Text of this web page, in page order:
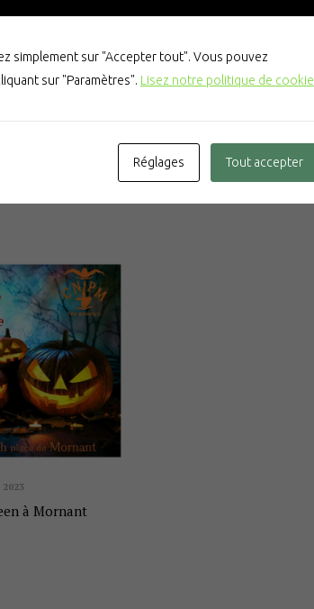
Prochaine
à
2023
2023
à Mornant
simplement sur "Accepter tout". Vous pouvez
sur "Paramètres". Lisez notre politique de cookie
Réglages Tout accepter